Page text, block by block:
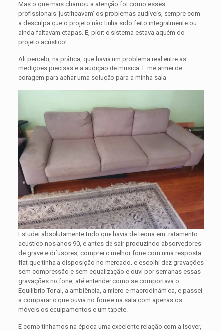
Mas o que mais chamou a atenção foi como esses
profissionais ‘justificavam’ os problemas audíveis, sempre com
a desculpa que o projeto não tinha sido feito integralmente ou
ainda faltavam etapas. E, pior: o sistema estava aquém do
projeto acústico!
Ali percebi, na prática, que havia um problema real entre as
medições precisas e a audição de música. E me armei de
coragem para achar uma solução para a minha sala.
Estudei absolutamente tudo que havia de teoria em tratamento
acústico nos anos 90, e antes de sair produzindo absorvedores
de grave e difusores, comprei o melhor fone com uma resposta
flat que tinha a disposição no mercado, e escolhi dez gravações
sem compressão e sem equalização e ouvi por semanas essas
gravações no fone, até entender como se comportava o
Equilíbrio Tonal, a ambiência, a micro e macrodinâmica, e passei
a comparar o que ouvia no fone e na sala com apenas os
móveis os equipamentos e um tapete.
E como tínhamos na época uma excelente relação com a Isover,